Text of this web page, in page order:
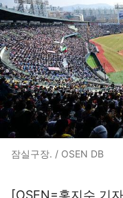
잠실구장. / OSEN DB
[OSEN=홍지수 기